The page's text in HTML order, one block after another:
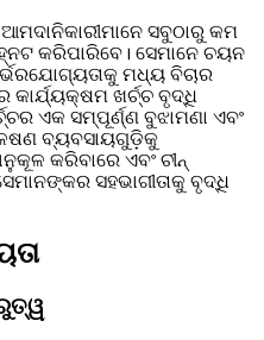
ସବୁଠାରୁ କମ
କରିପାରିବେ। ସେମାନେ ଚୟନ
ମଧ୍ୟ ବିଚାର
ଖର୍ଚ୍ଚ ବୃଦ୍ଧି
ଏକ ସମ୍ପୂର୍ଣ୍ଣ ବୁଝାମଣା ଏବଂ
ବ୍ୟବସାୟଗୁଡ଼ିକୁ
କରିବାରେ ଏବଂ ଚୀନ୍
ସହଭାଗୀତାକୁ ବୃଦ୍ଧି